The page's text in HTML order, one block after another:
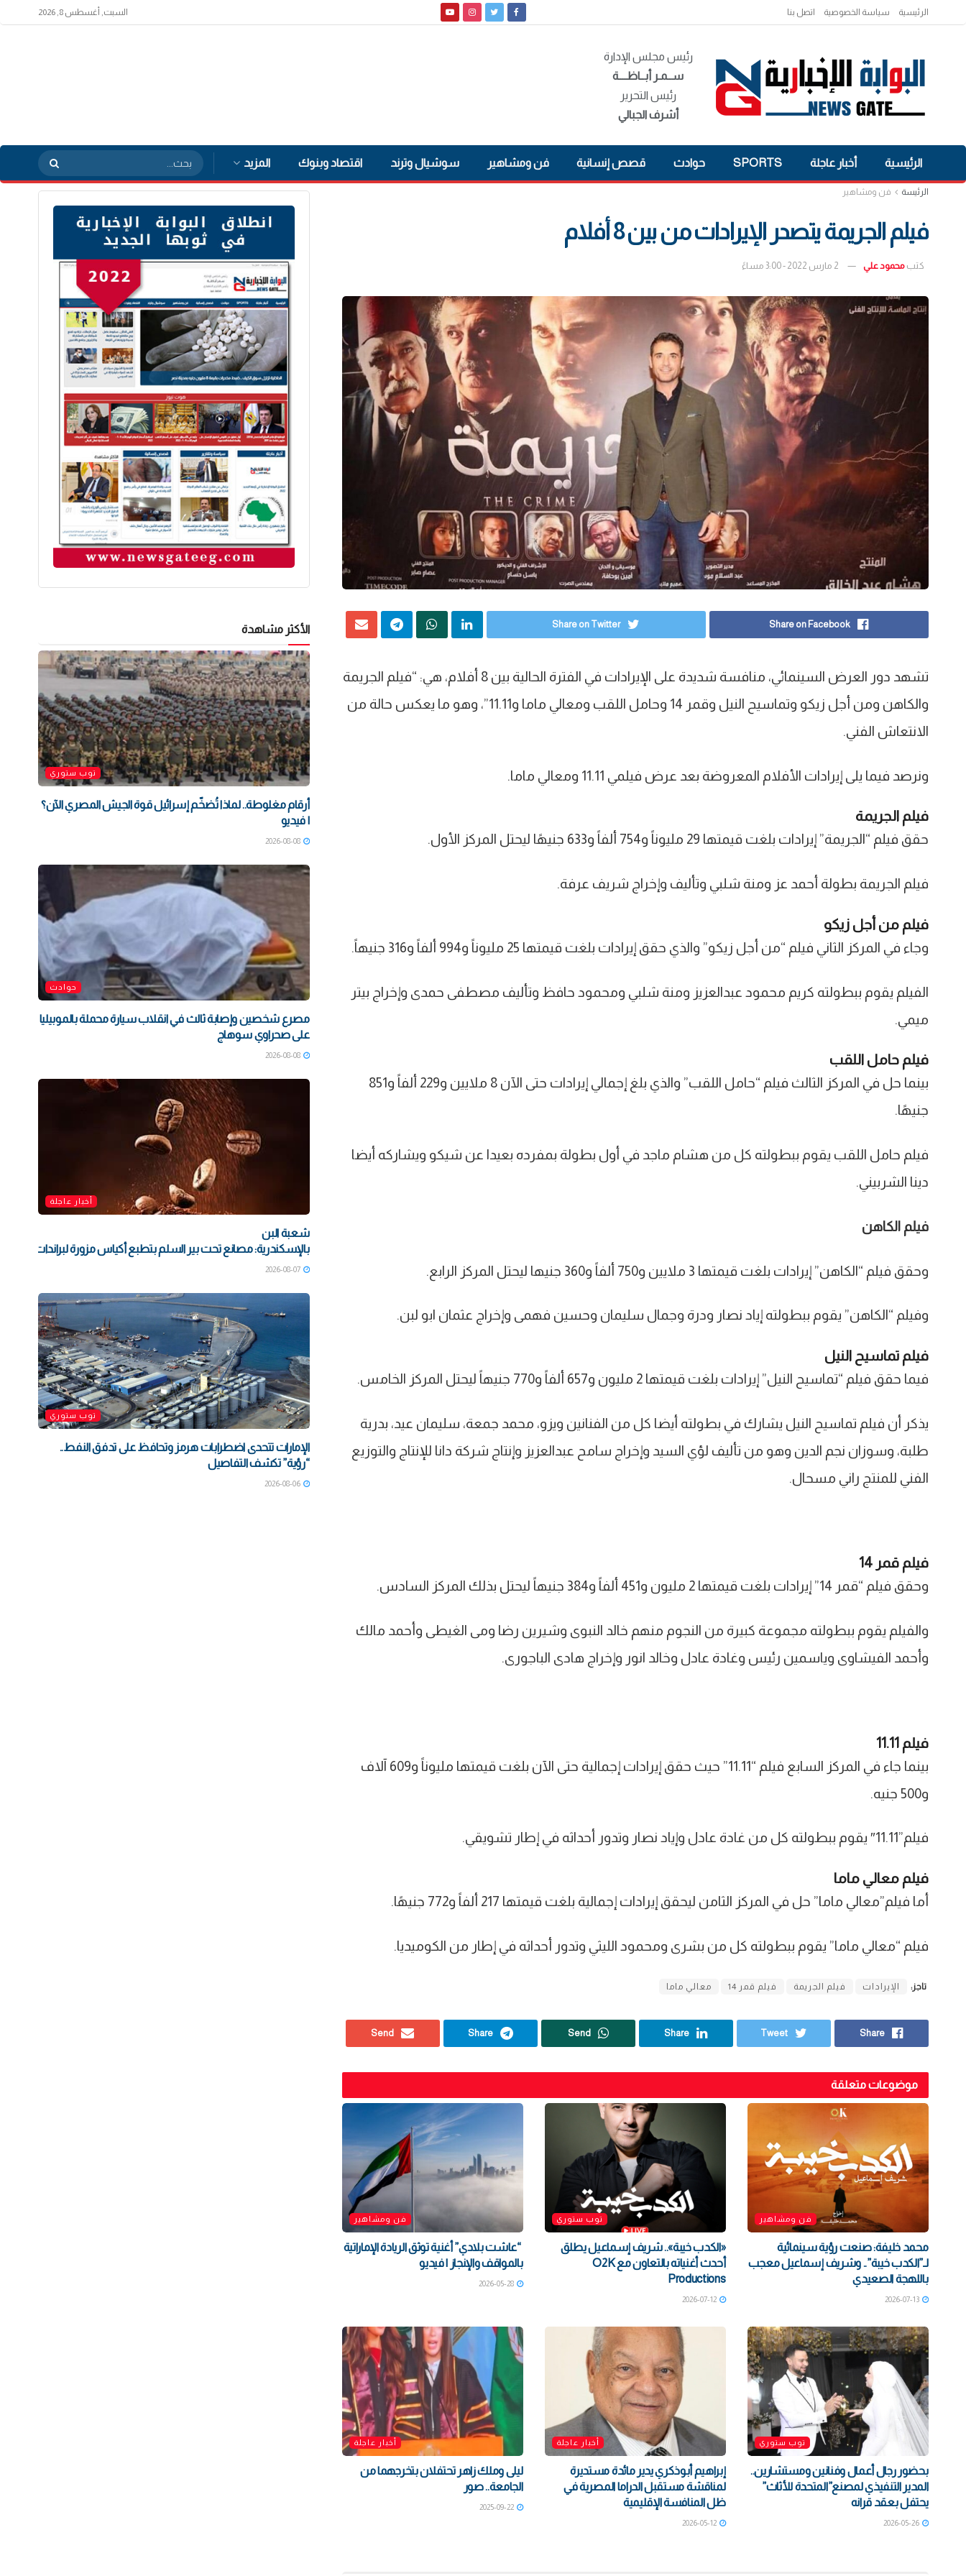
الرئيسية سياسة الخصوصية اتصل بنا السبت, أغسطس 8, 2026
رئيس مجلس الإدارة
ســمـر أبــاظــــة
رئيس التحرير
أشرف الجبالي
الرئيسية أخبار عاجلة SPORTS حوادث قصص إنسانية فن ومشاهير سوشيال وترند اقتصاد وبنوك المزيد
الرئيسة فن ومشاهير
فيلم الجريمة يتصدر الإيرادات من بين 8 أفلام
كتب محمود علي 2 مارس 2022 - 3:00 مساءً
Share on Facebook
Share on Twitter
تشهد دور العرض السينمائي، منافسة شديدة على الإيرادات في الفترة الحالية بين 8 أفلام، هي: “فيلم الجريمة
والكاهن ومن أجل زيكو وتماسيح النيل وقمر 14 وحامل اللقب ومعالي ماما و11.11”، وهو ما يعكس حالة من
الانتعاش الفني.
ونرصد فيما يلى إيرادات الأفلام المعروضة بعد عرض فيلمي 11.11 ومعالي ماما.
فيلم الجريمة
حقق فيلم “الجريمة” إيرادات بلغت قيمتها 29 مليوناً و754 ألفاً و633 جنيهًا ليحتل المركز الأول.
فيلم الجريمة بطولة أحمد عز ومنة شلبي وتأليف وإخراج شريف عرفة.
فيلم من أجل زيكو
وجاء في المركز الثاني فيلم “من أجل زيكو” والذي حقق إيرادات بلغت قيمتها 25 مليوناً و994 ألفاً و316 جنيهاً.
الفيلم يقوم ببطولته كريم محمود عبدالعزيز ومنة شلبي ومحمود حافظ وتأليف مصطفى حمدى وإخراج بيتر
ميمي.
فيلم حامل اللقب
بينما حل في المركز الثالث فيلم “حامل اللقب” والذي بلغ إجمالي إيرادات حتى الآن 8 ملايين و229 ألفاً و851
جنيهًا.
فيلم حامل اللقب يقوم ببطولته كل من هشام ماجد في أول بطولة بمفرده بعيدا عن شيكو ويشاركه أيضا
دينا الشربيني.
فيلم الكاهن
وحقق فيلم “الكاهن” إيرادات بلغت قيمتها 3 ملايين و750 ألفاً و360 جنيها ليحتل المركز الرابع.
وفيلم “الكاهن” يقوم ببطولته إياد نصار ودرة وجمال سليمان وحسين فهمى وإخراج عثمان ابو لبن.
فيلم تماسيح النيل
فيما حقق فيلم “تماسيح النيل” إيرادات بلغت قيمتها 2 مليون و657 ألفاً و770 جنيهاً ليحتل المركز الخامس.
يذكر أن فيلم تماسيح النيل يشارك في بطولته أيضا كل من الفنانين ويزو، محمد جمعة، سليمان عيد، بدرية
طلبة، وسوزان نجم الدين وهو من تأليف لؤي السيد وإخراج سامح عبدالعزيز وإنتاج شركة دانا للإنتاج والتوزيع
الفني للمنتج راني مسحال.
فيلم قمر 14
وحقق فيلم “قمر 14” إيرادات بلغت قيمتها 2 مليون و451 ألفاً و384 جنيهاً ليحتل بذلك المركز السادس.
والفيلم يقوم ببطولته مجموعة كبيرة من النجوم منهم خالد النبوى وشيرين رضا ومى الغيطى وأحمد مالك
وأحمد الفيشاوى وياسمين رئيس وغادة عادل وخالد انور وإخراج هادى الباجورى.
فيلم 11.11
بينما جاء في المركز السابع فيلم “11.11” حيث حقق إيرادات إجمالية حتى الآن بلغت قيمتها مليوناً و609 آلاف
و500 جنيه.
فيلم”11.11″ يقوم ببطولته كل من غادة عادل وإياد نصار وتدور أحداثه في إطار تشويقي.
فيلم معالي ماما
أما فيلم”معالي ماما” حل في المركز الثامن ليحقق إيرادات إجمالية بلغت قيمتها 217 ألفاً و772 جنيهًا.
فيلم “معالي ماما” يقوم ببطولته كل من بشرى ومحمود الليثي وتدور أحداثه في إطار من الكوميديا.
تاجز: الإيرادات فيلم الجريمة فيلم قمر 14 معالي ماما
Share
Tweet
Share
Send
Share
Send
موضوعات متعلقة
فن ومشاهير
محمد خليفة: صنعت رؤية سينمائية
لـ”الكدب خيبة”.. وشريف إسماعيل معجب
باللهجة الصعيدي
2026-07-13
توب ستوري
«الكدب خيبة».. شريف إسماعيل يطلق
أحدث أغنياته بالتعاون مع O2K
Productions
2026-07-12
فن ومشاهير
“عاشت بلادي” أغنية توثق الريادة الإماراتية
بالمواقف والإنجاز | فيديو
2026-05-28
توب ستوري
بحضور رجال أعمال وفنانين ومستشارين..
المدير التنفيذي لمصنع”المتحدة للأثاث”
يحتفل بعقد قرانه
2026-05-26
أخبار عاجلة
إبراهيم أبوذكري يدير مائدة مستديرة
لمناقشة مستقبل الدراما المصرية في
ظل المنافسة الإقليمية
2026-05-12
أخبار عاجلة
ليلى وملك زاهر تحتفلان بتخرجهما من
الجامعة.. صور
2025-09-22
الأكثر مشاهدة
توب ستوري
أرقام مغلوطة.. لماذا تُضخّم إسرائيل قوة الجيش المصري الآن؟
| فيديو
2026-08-08
حوادث
مصرع شخصين وإصابة ثالث في انقلاب سيارة محملة بالموبيليا
على صحراوي سوهاج
2026-08-08
أخبار عاجلة
شعبة البن
بالإسكندرية: مصانع تحت بير السلم بتطبع أكياس مزورة لبراندات شهيرة
2026-08-07
توب ستوري
الإمارات تتحدى اضطرابات هرمز وتحافظ على تدفق النفط..
“رؤية” تكشف التفاصيل
2026-08-06